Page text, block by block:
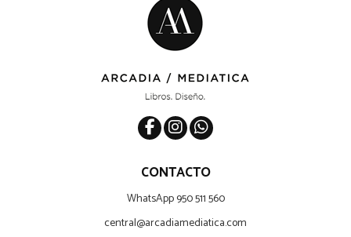
CONTACTO
WhatsApp 950 511 560
central@arcadiamediatica.com